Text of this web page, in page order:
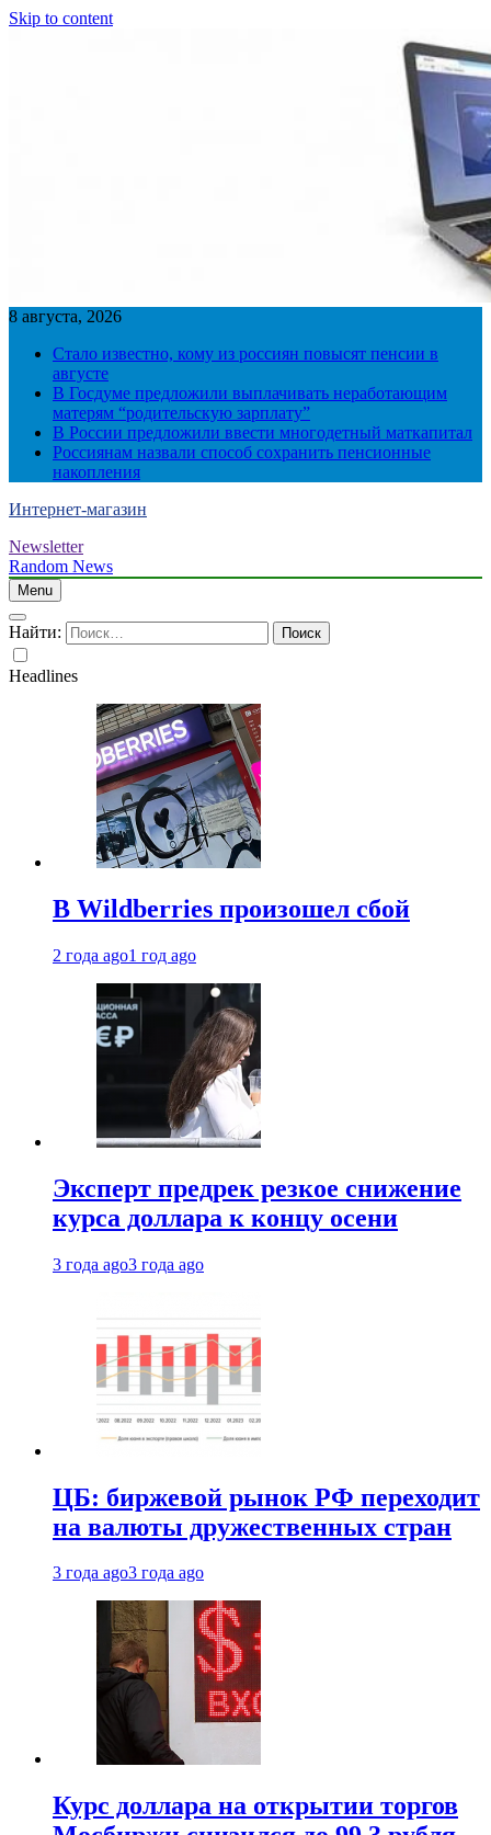
Skip to content
8 августа, 2026
Стало известно, кому из россиян повысят пенсии в
августе
В Госдуме предложили выплачивать неработающим
матерям “родительскую зарплату”
В России предложили ввести многодетный маткапитал
Россиянам назвали способ сохранить пенсионные
накопления
Интернет-магазин
Newsletter
Random News
Menu
Найти:
Headlines
В Wildberries произошел сбой
2 года ago1 год ago
Эксперт предрек резкое снижение
курса доллара к концу осени
3 года ago3 года ago
ЦБ: биржевой рынок РФ переходит
на валюты дружественных стран
3 года ago3 года ago
Курс доллара на открытии торгов